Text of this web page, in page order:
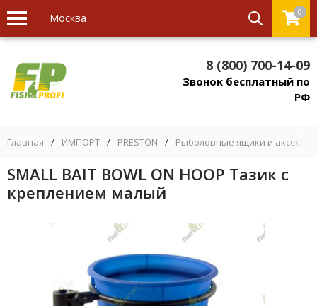
Москва 0
8 (800) 700-14-09
Звонок бесплатный по
РФ
Главная / ИМПОРТ / PRESTON / Рыболовные ящики и
SMALL BAIT BOWL ON HOOP Тазик с
креплением малый